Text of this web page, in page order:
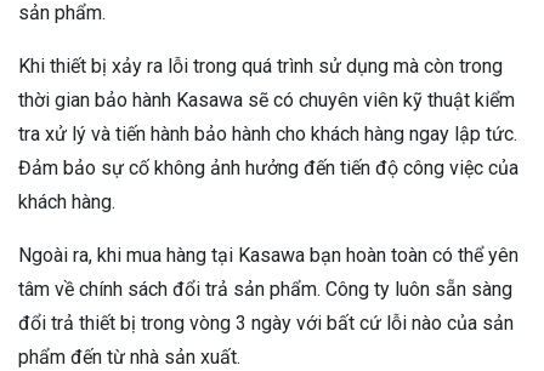
sản phẩm.
Khi thiết bị xảy ra lỗi trong quá trình sử dụng mà còn trong
thời gian bảo hành Kasawa sẽ có chuyên viên kỹ thuật kiểm
tra xử lý và tiến hành bảo hành cho khách hàng ngay lập tức.
Đảm bảo sự cố không ảnh hưởng đến tiến độ công việc của
khách hàng.
Ngoài ra, khi mua hàng tại Kasawa bạn hoàn toàn có thể yên
tâm về chính sách đổi trả sản phẩm. Công ty luôn sẵn sàng
đổi trả thiết bị trong vòng 3 ngày với bất cứ lỗi nào của sản
phẩm đến từ nhà sản xuất.